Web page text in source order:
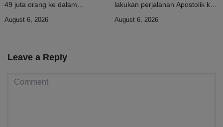
49 juta orang ke dalam
kerawanan pangan akut
August 6, 2026
lakukan perjalanan Apostolik ke
Uruguay, Argentina, dan Peru
August 6, 2026
Leave a Reply